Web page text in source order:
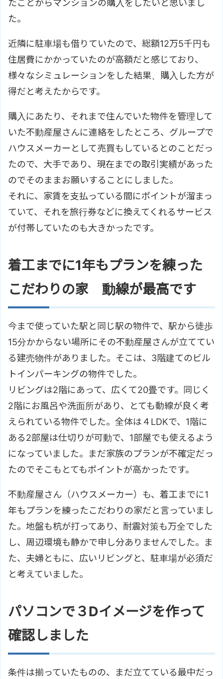
たことからマンションの購入をしたいと思いまし
た。
近隣に駐車場も借りていたので、総額12万5千円も
住居費にかかっていたのが高額だと感じており、
様々なシミュレーションをした結果、購入した方が
得だと考えたからです。
購入にあたり、それまで住んでいた物件を管理して
いた不動産屋さんに連絡をしたところ、グループで
ハウスメーカーとして売買もしているとのことだっ
たので、大手であり、現在までの取引実績があった
のでそのままお願いすることにしました。
それに、家賃を支払っている間にポイントが溜まっ
ていて、それを旅行券などに換えてくれるサービス
が付帯していたのも大きかったです。
着工までに1年もプランを練った
こだわりの家 動線が最高です
今まで使っていた駅と同じ駅の物件で、駅から徒歩
15分かからない場所にその不動産屋さんが立ててい
る建売物件がありました。そこは、3階建てのビル
トインパーキングの物件でした。
リビングは2階にあって、広くて20畳です。同じく
2階にお風呂や洗面所があり、とても動線が良く考
えられている物件でした。全体は４LDKで、1階に
ある2部屋は仕切りが可動で、1部屋でも使えるよう
になっていました。まだ家族のプランが不確定だっ
たのでそこもとてもポイントが高かったです。
不動産屋さん（ハウスメーカー）も、着工までに1
年もプランを練ったこだわりの家だと言っていまし
た。地盤も杭が打ってあり、耐震対策も万全でした
し、周辺環境も静かで申し分ありませんでした。ま
た、夫婦ともに、広いリビングと、駐車場が必須だ
と考えていました。
パソコンで３Dイメージを作って
確認しました
条件は揃っていたものの、まだ立てている最中だっ